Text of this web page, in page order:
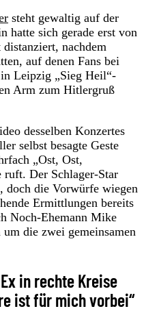
steht gewaltig auf der
hatte sich gerade erst von
nachdem
auf denen Fans bei
Leipzig „Sieg Heil“-
Arm zum Hitlergruß
desselben Konzertes
selbst besagte Geste
„Ost, Ost,
ruft. Der Schlager-Star
doch die Vorwürfe wiegen
Ermittlungen bereits
Noch-Ehemann Mike
die zwei gemeinsamen
in rechte Kreise
ist für mich vorbei“